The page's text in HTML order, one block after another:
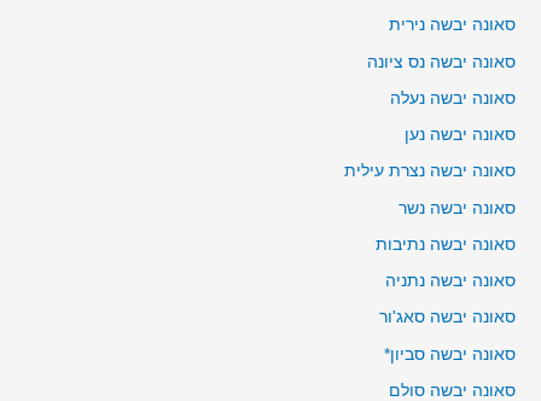
סאונה יבשה נירית
סאונה יבשה נס ציונה
סאונה יבשה נעלה
סאונה יבשה נען
סאונה יבשה נצרת עילית
סאונה יבשה נשר
סאונה יבשה נתיבות
סאונה יבשה נתניה
סאונה יבשה סאג'ור
סאונה יבשה סביון*
סאונה יבשה סולם